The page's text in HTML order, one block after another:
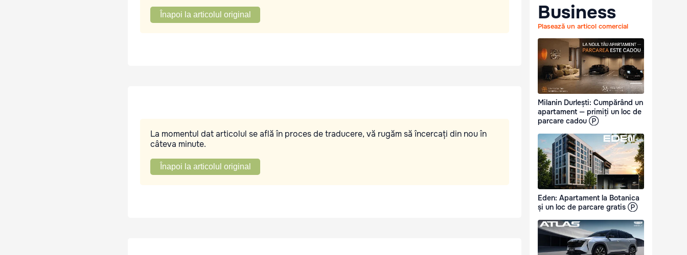
Înapoi la articolul original
La momentul dat articolul se află în proces de traducere, vă rugăm să încercați din nou în
câteva minute.
Înapoi la articolul original
Business
Plasează un articol comercial
Milanin Durlești: Cumpărând un
apartament — primiți un loc de
parcare cadou Ⓟ
Eden: Apartament la Botanica
și un loc de parcare gratis Ⓟ